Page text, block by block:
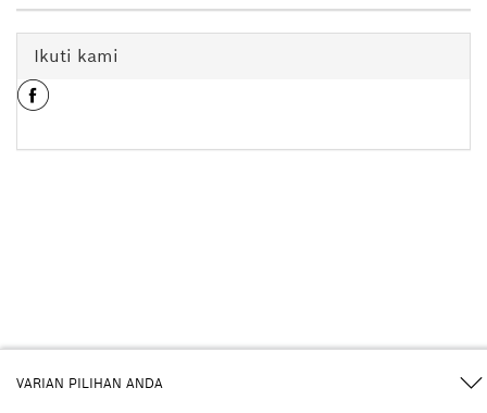
VARIAN PILIHAN ANDA
Ikuti kami